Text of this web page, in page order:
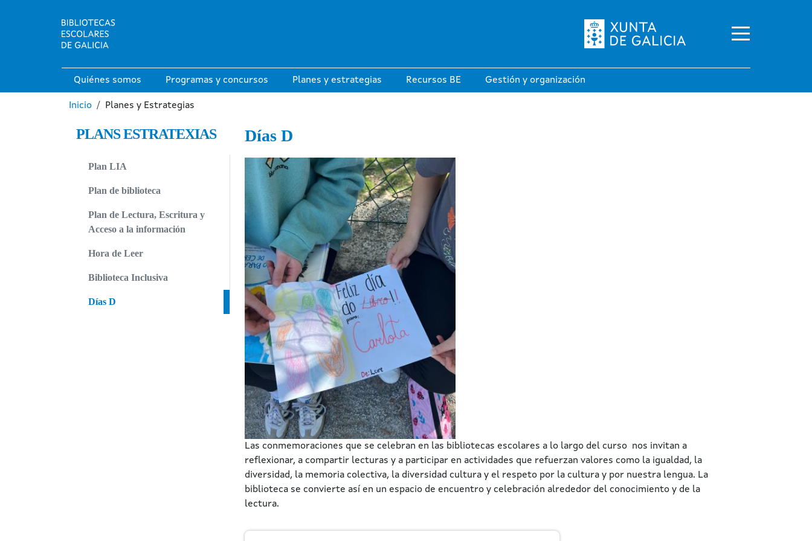
Main navigation
Quiénes somos Programas y concursos Planes y estrategias Recursos BE Gestión y organización
Ruta de navegación
Inicio Planes y Estrategias
PLANS ESTRATEXIAS
Plan LIA
Plan de biblioteca
Plan de Lectura, Escritura y
Acceso a la información
Hora de Leer
Biblioteca Inclusiva
Días D
Días D
Image
Las conmemoraciones que se celebran en las bibliotecas escolares a lo largo del curso nos invitan a
reflexionar, a compartir lecturas y a participar en actividades que refuerzan valores como la igualdad, la
diversidad, la memoria colectiva, la diversidad cultura y el respeto por la cultura y por nuestra lengua. La
biblioteca se convierte así en un espacio de encuentro y celebración alrededor del conocimiento y de la
lectura.
Main navigation